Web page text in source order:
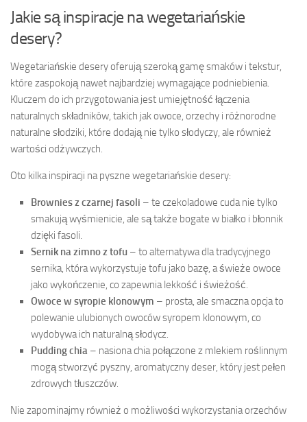
Jakie są inspiracje na wegetariańskie
desery?
Wegetariańskie desery oferują szeroką gamę smaków i tekstur,
które zaspokoją nawet najbardziej wymagające podniebienia.
Kluczem do ich przygotowania jest umiejętność łączenia
naturalnych składników, takich jak owoce, orzechy i różnorodne
naturalne słodziki, które dodają nie tylko słodyczy, ale również
wartości odżywczych.
Oto kilka inspiracji na pyszne wegetariańskie desery:
Brownies z czarnej fasoli – te czekoladowe cuda nie tylko
smakują wyśmienicie, ale są także bogate w białko i błonnik
dzięki fasoli.
Sernik na zimno z tofu – to alternatywa dla tradycyjnego
sernika, która wykorzystuje tofu jako bazę, a świeże owoce
jako wykończenie, co zapewnia lekkość i świeżość.
Owoce w syropie klonowym – prosta, ale smaczna opcja to
polewanie ulubionych owoców syropem klonowym, co
wydobywa ich naturalną słodycz.
Pudding chia – nasiona chia połączone z mlekiem roślinnym
mogą stworzyć pyszny, aromatyczny deser, który jest pełen
zdrowych tłuszczów.
Nie zapominajmy również o możliwości wykorzystania orzechów